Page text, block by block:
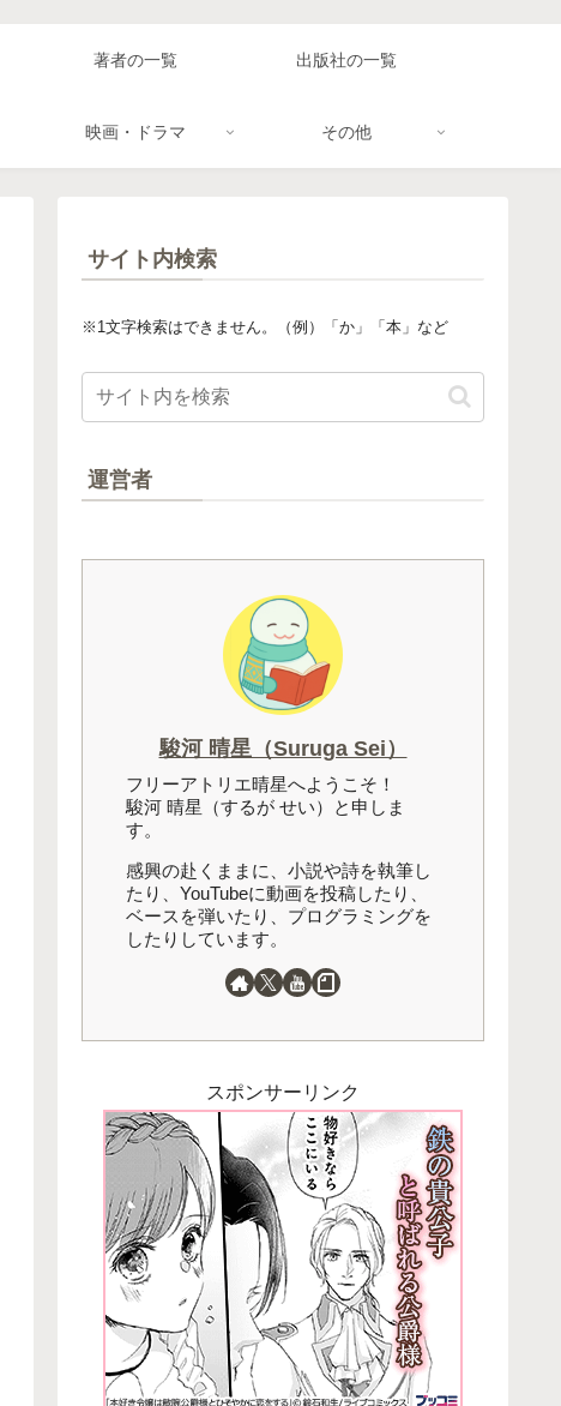
著者の一覧 出版社の一覧
映画・ドラマ その他
サイト内検索
※1文字検索はできません。（例）「か」「本」など
運営者
駿河 晴星（Suruga Sei）
フリーアトリエ晴星へようこそ！
駿河 晴星（するが せい）と申しま
す。
感興の赴くままに、小説や詩を執筆し
たり、YouTubeに動画を投稿したり、
ベースを弾いたり、プログラミングを
したりしています。
スポンサーリンク